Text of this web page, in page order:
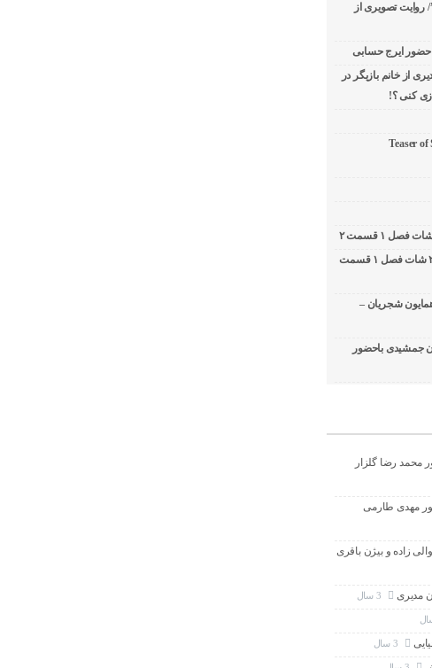
روایت تصویری از
از خانم بازیگر در
کنی ؟!
Teaser
کامبیز دیرباز در برنامه دوشات / ۲ شات فصل ۱ قسمت
شجریان –
جمشیدی باحضور
محمد رضا گلزار
مهدی طارمی
زاده و بیژن باقری
مدیری